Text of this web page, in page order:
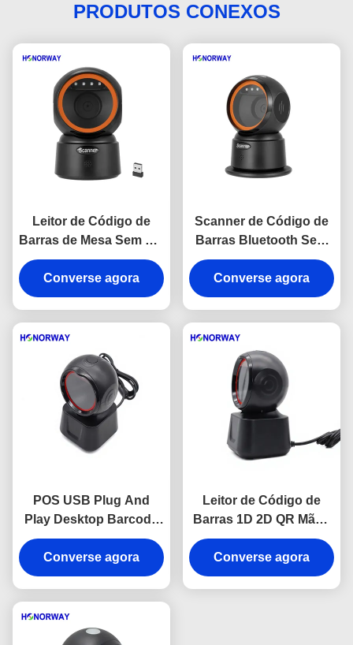
PRODUTOS CONEXOS
Leitor de Código de
Barras de Mesa Sem Fio
1D 2D QR Mãos Livres
Com Armazenamento
Offline Compatibilidade
Converse agora
Scanner de Código de
Barras Bluetooth Sem
Fio para Desktop Mãos
Livres 1D 2D QR para
Checkout no Varejo
Converse agora
POS USB Plug And
Play Desktop Barcode
Scanner Com
Tolerância ao
Movimento Pagamento
Converse agora
Leitor de Código de
Barras 1D 2D QR Mãos
Livres de Mesa para
Supermercado /
Sistemas de Ponto de
Converse agora